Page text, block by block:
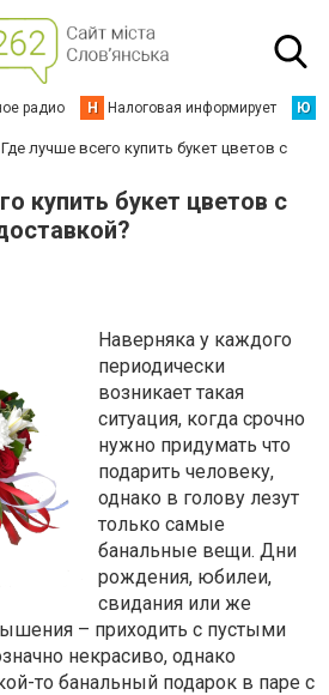
радио Н Налоговая информирует Ю
Где лучше всего купить букет цветов с
купить букет цветов с
Наверняка у каждого
периодически
возникает такая
ситуация, когда срочно
нужно придумать что
подарить человеку,
однако в голову лезут
только самые
банальные вещи. Дни
рождения, юбилеи,
свидания или же
– приходить с пустыми
некрасиво, однако
то банальный подарок в паре с